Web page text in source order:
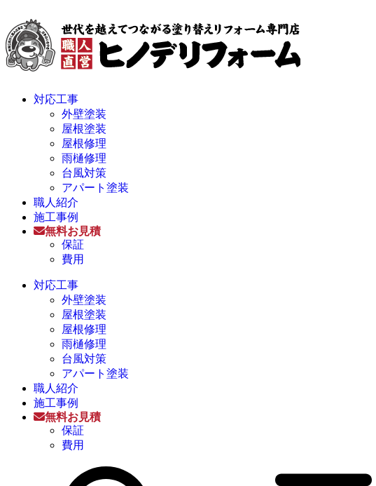
対応工事
外壁塗装
屋根塗装
屋根修理
雨樋修理
台風対策
アパート塗装
職人紹介
施工事例
無料お見積
保証
費用
対応工事
外壁塗装
屋根塗装
屋根修理
雨樋修理
台風対策
アパート塗装
職人紹介
施工事例
無料お見積
保証
費用